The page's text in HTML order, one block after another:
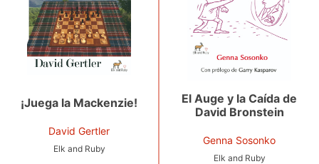
¡Juega la Mackenzie!
David Gertler
Elk and Ruby
El Auge y la Caída de
David Bronstein
Genna Sosonko
Elk and Ruby